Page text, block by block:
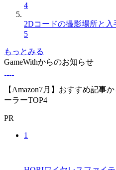
4
2Dコードの撮影場所と
5
もっとみる
GameWithからのお知らせ
【Amazon7月】おすすめ記事
ーラーTOP4
PR
1